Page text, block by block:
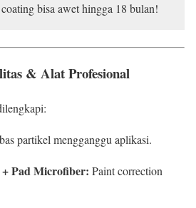
bisa awet hingga 18 bulan!
& Alat Profesional
partikel mengganggu aplikasi.
Pad Microfiber: Paint correction